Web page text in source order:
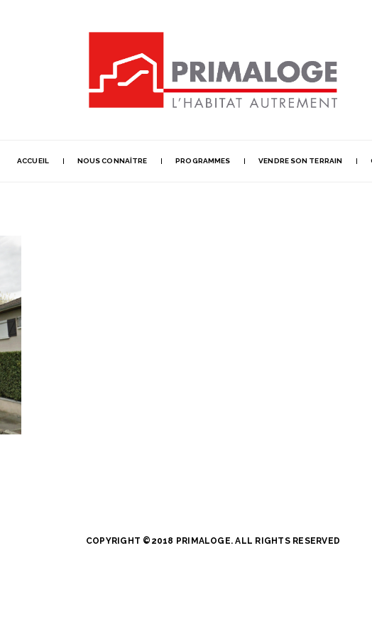
ACCUEIL NOUS CONNAÎTRE PROGRAMMES VENDRE SON TERRAIN
COPYRIGHT ©2018 PRIMALOGE. ALL RIGHTS RESERVED